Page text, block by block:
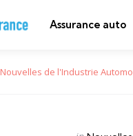
Assurance auto
Nouvelles de l'Industrie